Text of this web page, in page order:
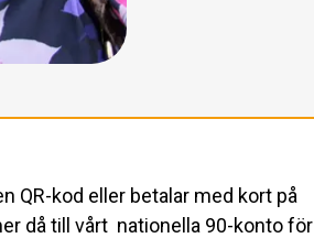
QR-kod eller betalar med kort på
då till vårt nationella 90-konto för